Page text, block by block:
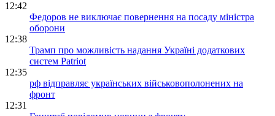
12:42
Федоров не виключає повернення на посаду міністра
оборони
12:38
Трамп про можливість надання Україні додаткових
систем Patriot
12:35
рф відправляє українських військовополонених на
фронт
12:31